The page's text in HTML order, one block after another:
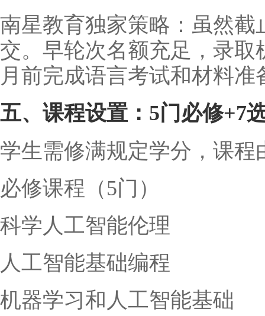
南星教育独家策略：虽然
交。早轮次名额充足，录
月前完成语言考试和材料准
五、课程设置：5门必修+7
学生需修满规定学分，课
必修课程（5门）
科学人工智能伦理
人工智能基础编程
机器学习和人工智能基础